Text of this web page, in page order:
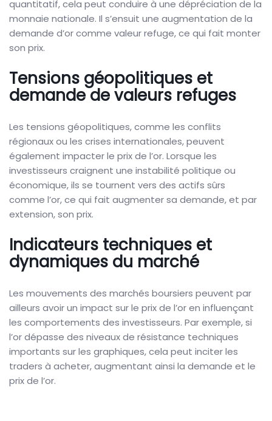
quantitatif, cela peut conduire à une dépréciation de la
monnaie nationale. Il s’ensuit une augmentation de la
demande d’or comme valeur refuge, ce qui fait monter
son prix.
Tensions géopolitiques et
demande de valeurs refuges
Les tensions géopolitiques, comme les conflits
régionaux ou les crises internationales, peuvent
également impacter le prix de l’or. Lorsque les
investisseurs craignent une instabilité politique ou
économique, ils se tournent vers des actifs sûrs
comme l’or, ce qui fait augmenter sa demande, et par
extension, son prix.
Indicateurs techniques et
dynamiques du marché
Les mouvements des marchés boursiers peuvent par
ailleurs avoir un impact sur le prix de l’or en influençant
les comportements des investisseurs. Par exemple, si
l’or dépasse des niveaux de résistance techniques
importants sur les graphiques, cela peut inciter les
traders à acheter, augmentant ainsi la demande et le
prix de l’or.